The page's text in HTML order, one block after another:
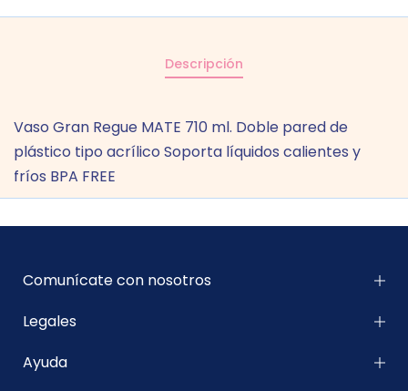
Descripción
Vaso Gran Regue MATE 710 ml. Doble pared de
plástico tipo acrílico Soporta líquidos calientes y
fríos BPA FREE
Comunícate con nosotros
Legales
Ayuda